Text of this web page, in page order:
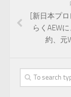
[新日本プ
らくAEW
約、元